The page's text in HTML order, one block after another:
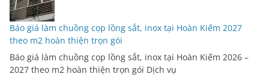
Báo giá làm chuồng cọp lồng sắt, inox tại Hoàn Kiếm 2027
theo m2 hoàn thiện trọn gói
Báo giá làm chuồng cọp lồng sắt, inox tại Hoàn Kiếm 2026 –
2027 theo m2 hoàn thiện trọn gói Dịch vụ